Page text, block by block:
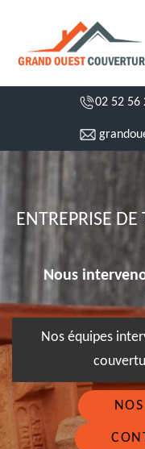
02 52 56
ENTREPRISE
Nous
Nos équipes